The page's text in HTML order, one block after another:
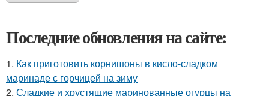
Последние обновления на сайте:
1. Как приготовить корнишоны в кисло-сладком
маринаде с горчицей на зиму
2. Сладкие и хрустящие маринованные огурцы на